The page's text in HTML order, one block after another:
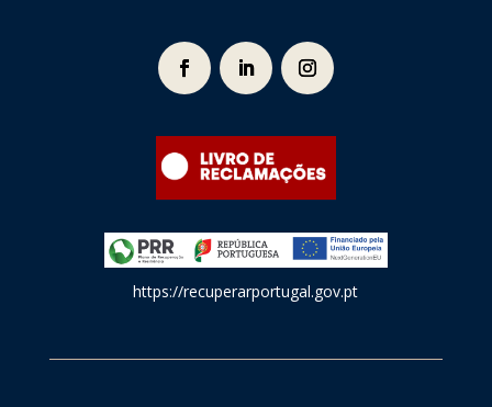
https://recuperarportugal.gov.pt